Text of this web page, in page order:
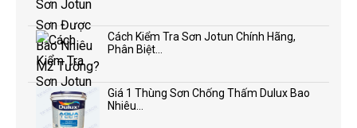
Cách Kiểm Tra Sơn Jotun Chính Hãng,
Phân Biệt...
Giá 1 Thùng Sơn Chống Thấm Dulux Bao
Nhiêu...